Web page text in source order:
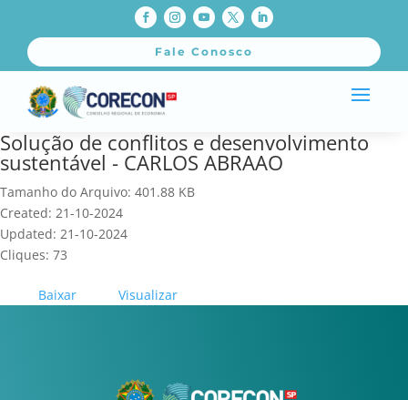
Fale Conosco
Solução de conflitos e desenvolvimento
sustentável - CARLOS ABRAAO
Tamanho do Arquivo: 401.88 KB
Created: 21-10-2024
Updated: 21-10-2024
Cliques: 73
Baixar Visualizar